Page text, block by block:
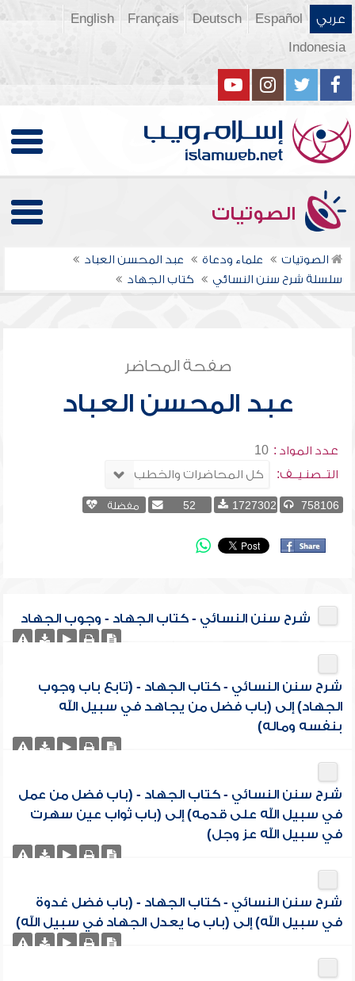
عربي Español
Deutsch
Français
English
Indonesia
الصوتيات
الصوتيات علماء ودعاة
عبد المحسن العباد
سلسلة شرح سنن النسائي
كتاب الجهاد
صفحة المحاضر
عبد المحسن العباد
عدد المواد : 10
التــصنـيــف:
758106
1727302
52 مفضلة
شرح سنن النسائي - كتاب الجهاد - وجوب الجهاد
شرح سنن النسائي - كتاب الجهاد - (تابع باب وجوب
الجهاد) إلى (باب فضل من يجاهد في سبيل الله
بنفسه وماله)
شرح سنن النسائي - كتاب الجهاد - (باب فضل من عمل
في سبيل الله على قدمه) إلى (باب ثواب عين سهرت
في سبيل الله عز وجل)
شرح سنن النسائي - كتاب الجهاد - (باب فضل غدوة
في سبيل الله) إلى (باب ما يعدل الجهاد في سبيل الله)